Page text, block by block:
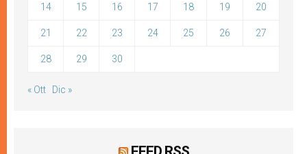
14 15 16 17 18 19 20
21 22 23 24 25 26 27
28 29 30
« Ott Dic »